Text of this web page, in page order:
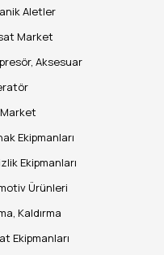
Aletler
Market
Aksesuar
Market
Ekipmanları
Ekipmanları
Ürünleri
Kaldırma
Ekipmanları